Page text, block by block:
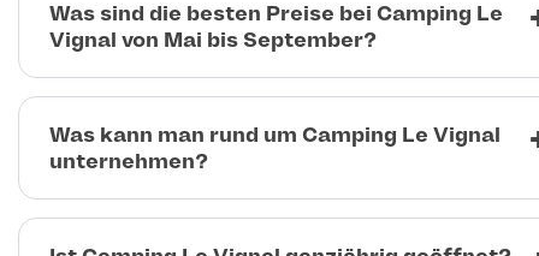
Was sind die besten Preise bei Camping Le
Vignal von Mai bis September?
Was kann man rund um Camping Le Vignal
unternehmen?